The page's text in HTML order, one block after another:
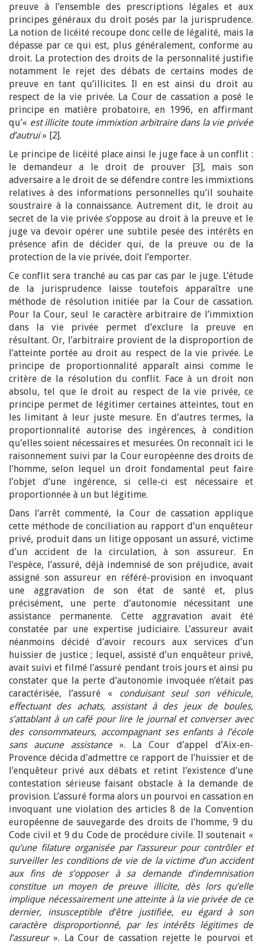
preuve à l’ensemble des prescriptions légales et aux
principes généraux du droit posés par la jurisprudence.
La notion de licéité recoupe donc celle de légalité, mais la
dépasse par ce qui est, plus généralement, conforme au
droit. La protection des droits de la personnalité justifie
notamment le rejet des débats de certains modes de
preuve en tant qu’illicites. Il en est ainsi du droit au
respect de la vie privée. La Cour de cassation a posé le
principe en matière probatoire, en 1996, en affirmant
qu’« est illicite toute immixtion arbitraire dans la vie privée
d’autrui» [2].
Le principe de licéité place ainsi le juge face à un conflit :
le demandeur a le droit de prouver [3], mais son
adversaire a le droit de se défendre contre les immixtions
relatives à des informations personnelles qu’il souhaite
soustraire à la connaissance. Autrement dit, le droit au
secret de la vie privée s’oppose au droit à la preuve et le
juge va devoir opérer une subtile pesée des intérêts en
présence afin de décider qui, de la preuve ou de la
protection de la vie privée, doit l’emporter.
Ce conflit sera tranché au cas par cas par le juge. L’étude
de la jurisprudence laisse toutefois apparaître une
méthode de résolution initiée par la Cour de cassation.
Pour la Cour, seul le caractère arbitraire de l’immixtion
dans la vie privée permet d’exclure la preuve en
résultant. Or, l’arbitraire provient de la disproportion de
l’atteinte portée au droit au respect de la vie privée. Le
principe de proportionnalité apparaît ainsi comme le
critère de la résolution du conflit. Face à un droit non
absolu, tel que le droit au respect de la vie privée, ce
principe permet de légitimer certaines atteintes, tout en
les limitant à leur juste mesure. En d’autres termes, la
proportionnalité autorise des ingérences, à condition
qu’elles soient nécessaires et mesurées. On reconnaît ici le
raisonnement suivi par la Cour européenne des droits de
l’homme, selon lequel un droit fondamental peut faire
l’objet d’une ingérence, si celle-ci est nécessaire et
proportionnée à un but légitime.
Dans l’arrêt commenté, la Cour de cassation applique
cette méthode de conciliation au rapport d’un enquêteur
privé, produit dans un litige opposant un assuré, victime
d’un accident de la circulation, à son assureur. En
l’espèce, l’assuré, déjà indemnisé de son préjudice, avait
assigné son assureur en référé-provision en invoquant
une aggravation de son état de santé et, plus
précisément, une perte d’autonomie nécessitant une
assistance permanente. Cette aggravation avait été
constatée par une expertise judiciaire. L’assureur avait
néanmoins décidé d’avoir recours aux services d’un
huissier de justice ; lequel, assisté d’un enquêteur privé,
avait suivi et filmé l’assuré pendant trois jours et ainsi pu
constater que la perte d’autonomie invoquée n’était pas
caractérisée, l’assuré « conduisant seul son véhicule,
effectuant des achats, assistant à des jeux de boules,
s’attablant à un café pour lire le journal et converser avec
des consommateurs, accompagnant ses enfants à l’école
sans aucune assistance». La Cour d’appel d’Aix-en-
Provence décida d’admettre ce rapport de l’huissier et de
l’enquêteur privé aux débats et retint l’existence d’une
contestation sérieuse faisant obstacle à la demande de
provision. L’assuré forma alors un pourvoi en cassation en
invoquant une violation des articles 8 de la Convention
européenne de sauvegarde des droits de l’homme, 9 du
Code civil et 9 du Code de procédure civile. Il soutenait «
qu’une filature organisée par l’assureur pour contrôler et
surveiller les conditions de vie de la victime d’un accident
aux fins de s’opposer à sa demande d’indemnisation
constitue un moyen de preuve illicite, dès lors qu’elle
implique nécessairement une atteinte à la vie privée de ce
dernier, insusceptible d’être justifiée, eu égard à son
caractère disproportionné, par les intérêts légitimes de
l’assureur». La Cour de cassation rejette le pourvoi et